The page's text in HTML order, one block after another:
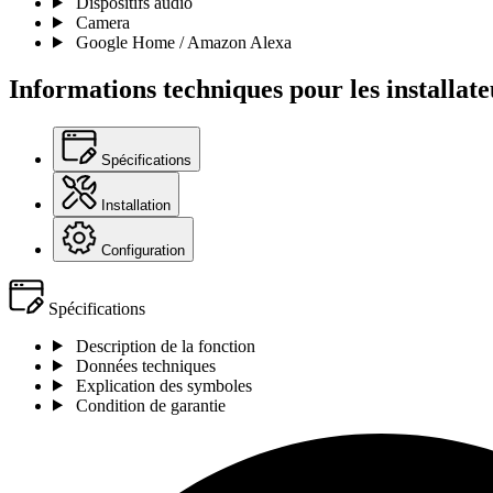
Camera
Google Home / Amazon Alexa
Informations techniques pour les
Spécifications
Installation
Configuration
Spécifications
Description de la fonction
Données techniques
Explication des symboles
Condition de garantie